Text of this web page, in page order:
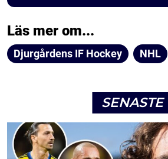
Läs mer om...
Djurgårdens IF Hockey NHL
SENASTE